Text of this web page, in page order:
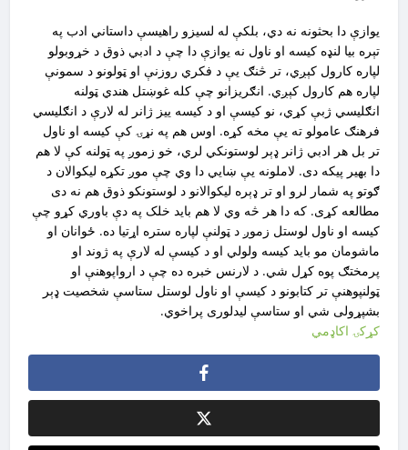
یوازې دا بحثونه نه دي، بلکې له لسیزو راهیسې داستاني ادب په
تېره بیا لنډه کیسه او ناول نه یوازې دا چې د ادبي ذوق د خړوبولو
لپاره کارول کېږي، تر څنګ یې د فکري روزنې او ټولونو د سمونې
لپاره هم کارول کېږي. انګریزانو چې کله غوښتل هندي ټولنه
انګلیسي ژبې کړي،‌ نو کیسې او د کیسه ییز ژانر له لارې د انګلیسي
فرهنګ عامولو ته یې مخه کړه. اوس هم په نړۍ کې کیسه او ناول
تر بل هر ادبي ژانر ډېر لوستونکي لري، خو زموږ په ټولنه کې لا هم
دا بهیر پیکه دی. لاملونه یې ښايي دا وي چې موږ تکړه لیکوالان د
ګوتو په شمار لرو او تر ډېره لیکوالانو د لوستونکو ذوق هم نه دی
مطالعه کړی. که دا هر څه وي لا هم باید خلک په دې باوري کړو چې
کیسه او ناول لوستل زموږ د ټولنې لپاره ستره اړتیا ده. ځوانان او
ماشومان مو باید کیسه ولولي او د کیسې له لارې په ژوند او
پرمختګ پوه کړل شي. د لارنس خبره ده چې د ارواپوهنې او
ټولنپوهنې تر کتابونو د کیسې او ناول لوستل ستاسې شخصیت ډېر
بشپړولی شي او ستاسې لیدلوری پراخوي.
کړکۍ اکاډمي